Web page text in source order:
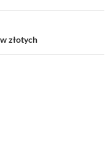
złotych